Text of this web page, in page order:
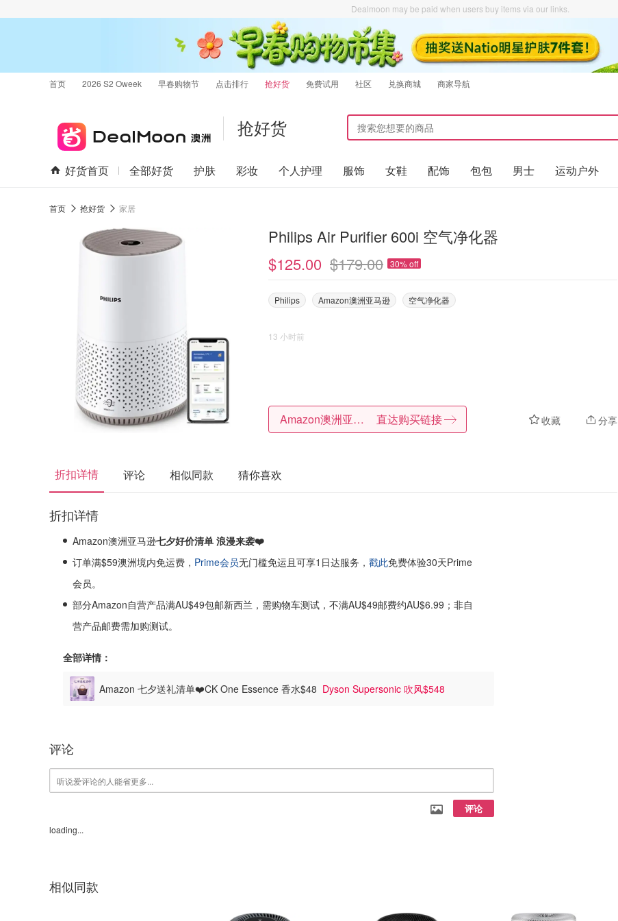
Dealmoon may be paid when users buy items via our links.
首页 2026 S2 Oweek 早春购物节 点击排行 抢好货 免费试用 社区 兑换商城 商家导航
抢好货
好货首页 全部好货 护肤 彩妆 个人护理 服饰 女鞋 配饰 包包 男士 运动户外
首页 抢好货 家居
Philips Air Purifier 600i 空气净化器
$125.00 $179.00 30% off
Philips Amazon澳洲亚马逊 空气净化器
13 小时前
收藏 分享
Amazon澳洲亚马逊 直达购买链接
折扣详情 评论 相似同款 猜你喜欢
折扣详情
Amazon澳洲亚马逊七夕好价清单 浪漫来袭❤️
订单满$59澳洲境内免运费， Prime会员无门槛免运且可享1日达服务， 戳此免费体验30天Prime
会员。
部分Amazon自营产品满AU$49包邮新西兰，需购物车测试，不满AU$49邮费约AU$6.99；非自
营产品邮费需加购测试。
全部详情：
Amazon 七夕送礼清单❤️CK One Essence 香水$48 Dyson Supersonic 吹风$548
评论
评论
loading...
相似同款